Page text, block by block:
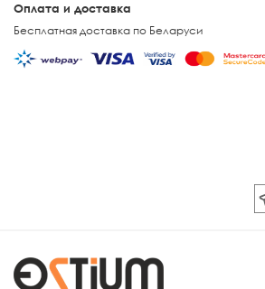
Оплата и доставка
Бесплатная доставка по Беларуси